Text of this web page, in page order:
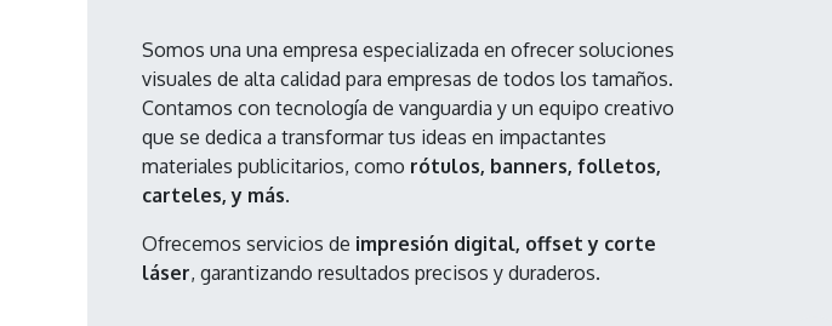
Somos una una empresa especializada en ofrecer soluciones
visuales de alta calidad para empresas de todos los tamaños.
Contamos con tecnología de vanguardia y un equipo creativo
que se dedica a transformar tus ideas en impactantes
materiales publicitarios, como rótulos, banners, folletos,
carteles, y más.
Ofrecemos servicios de impresión digital, offset y corte
láser, garantizando resultados precisos y duraderos.